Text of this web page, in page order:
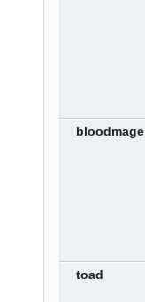
bloodmage
toad